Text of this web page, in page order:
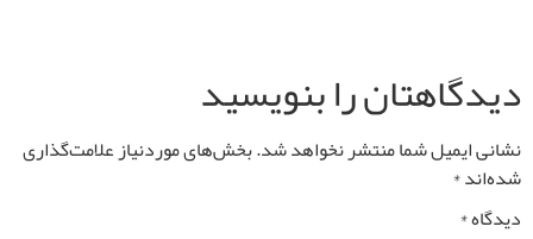
دیدگاهتان را بنویسید
نشانی ایمیل شما منتشر نخواهد شد.بخش‌های موردنیاز علامت‌گذاری
شده‌اند*
دیدگاه*